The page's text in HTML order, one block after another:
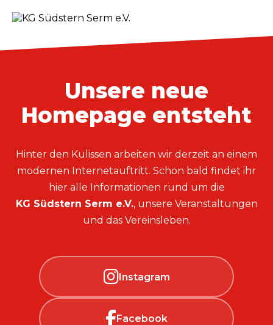
Unsere neue
Homepage entsteht
Hinter den Kulissen arbeiten wir derzeit an einem
modernen Internetauftritt. Schon bald findet ihr
hier alle Informationen rund um die
KG Südstern Serm e.V., unsere Veranstaltungen
und das Vereinsleben.
Instagram
Facebook